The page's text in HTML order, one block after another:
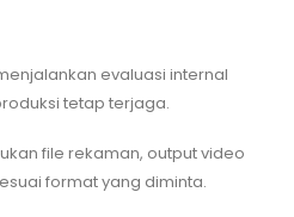
evaluasi internal
tetap terjaga.
file rekaman, output video
format yang diminta.